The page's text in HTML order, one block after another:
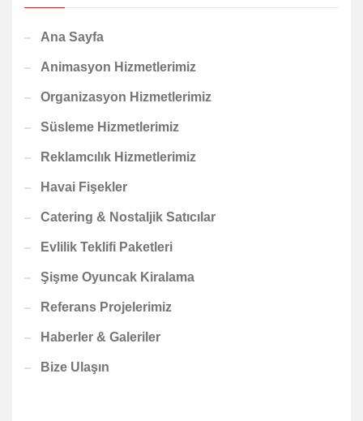
Ana Sayfa
Animasyon Hizmetlerimiz
Organizasyon Hizmetlerimiz
Süsleme Hizmetlerimiz
Reklamcılık Hizmetlerimiz
Havai Fişekler
Catering & Nostaljik Satıcılar
Evlilik Teklifi Paketleri
Şişme Oyuncak Kiralama
Referans Projelerimiz
Haberler & Galeriler
Bize Ulaşın